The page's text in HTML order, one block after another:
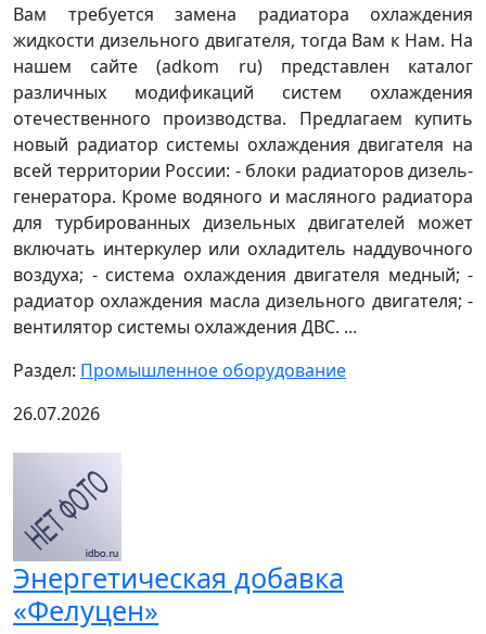
Вам требуется замена радиатора охлаждения
жидкости дизельного двигателя, тогда Вам к Нам. На
нашем сайте (adkom ru) представлен каталог
различных модификаций систем охлаждения
отечественного производства. Предлагаем купить
новый радиатор системы охлаждения двигателя на
всей территории России: - блоки радиаторов дизель-
генератора. Кроме водяного и масляного радиатора
для турбированных дизельных двигателей может
включать интеркулер или охладитель наддувочного
воздуха; - система охлаждения двигателя медный; -
радиатор охлаждения масла дизельного двигателя; -
вентилятор системы охлаждения ДВС. ...
Раздел: Промышленное оборудование
26.07.2026
Энергетическая добавка
«Фелуцен»